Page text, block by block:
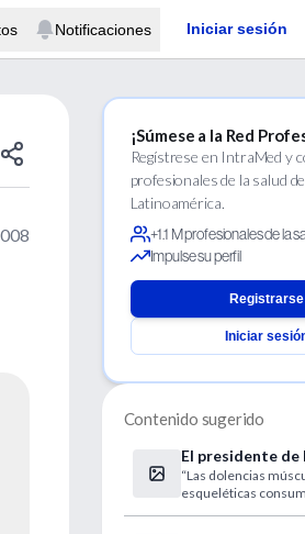
Notificaciones Iniciar sesión
¡Súmese a la Red
Regístrese en IntraMed y
profesionales de la salud
Latinoamérica.
+1.1 M profesionales de la
Impulse su perfil
Registrarse
Iniciar
Contenido sugerido
El presidente de
traumatólogos
“Las dolencias
esqueléticas